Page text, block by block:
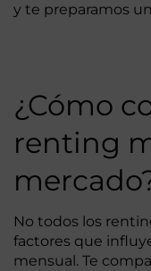
y te preparamos
¿Cómo
renting
No todos los
factores que
mensual. Te